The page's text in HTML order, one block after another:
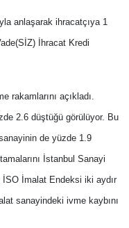
anlaşarak ihracatçıya 1
İhracat Kredi
rakamlarını açıkladı.
2.6 düştüğü görülüyor. Bu
de yüzde 1.9
İstanbul Sanayi
İSO İmalat Endeksi iki aydır
sanayindeki ivme kaybını